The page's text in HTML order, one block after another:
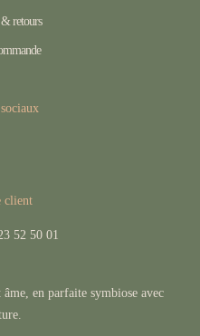
retours
client
52 50 01
en parfaite symbiose avec